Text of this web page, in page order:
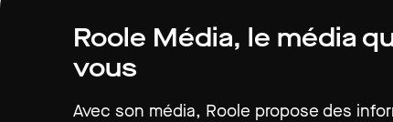
Roole Média, le média
vous
Avec son média, Roole propose des